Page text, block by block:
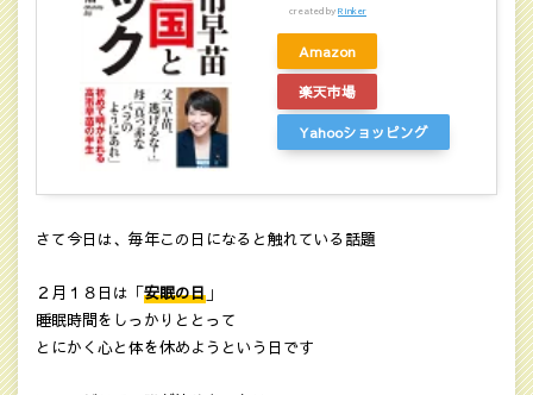
created byRinker
Amazon
楽天市場
Yahooショッピング
さて今日は、毎年この日になると触れている話題
２月１８日は「安眠の日 」
睡眠時間をしっかりととって
とにかく心と体を休めようという日です